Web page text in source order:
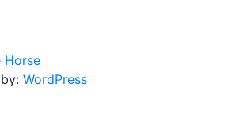
Horse
WordPress